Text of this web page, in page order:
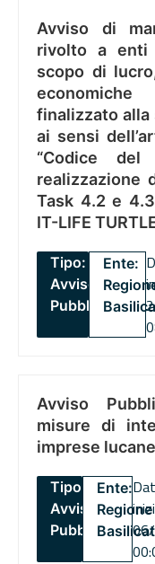
Avviso di
rivolto a enti
scopo di
finalizzato alla
ai sensi
“Codice
realizzazione
Task 4.2 e
IT-LIFE
Tipo:
Avviso
Pubblico
Ente:
Avviso
misure di
imprese lucane
Tipo:
Avviso
Pubblico
Ente:
Regione